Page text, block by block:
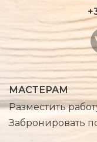
МАСТЕРАМ
Разместить
Забронировать